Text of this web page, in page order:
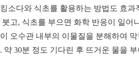
소다와 식초를 활용하는 방법도 효
붓고, 식초를 부으면 화학 반응이 일어
오수관 내부의 이물질을 분해하여
약 30분 정도 기다린 후 뜨거운 물을